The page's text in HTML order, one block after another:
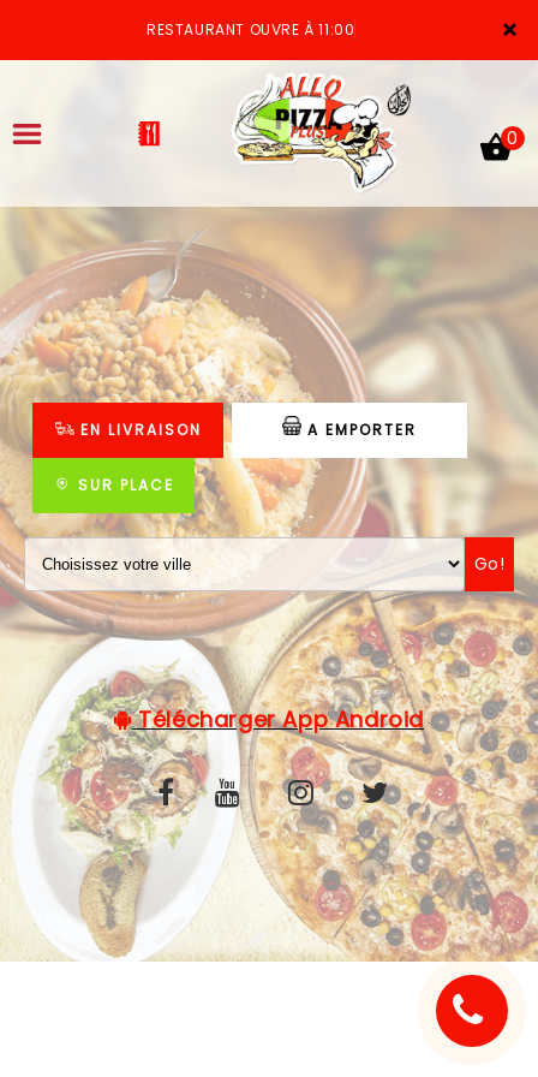
×
RESTAURANT OUVRE À 11:00
ACCUEIL
LA CARTE
VOTRE COMPTE
NOTRE RESTAURANT
VOS AVIS
MENTIONS LÉGALES
0
EN LIVRAISON A EMPORTER
SUR PLACE
Go!
Télécharger App Android